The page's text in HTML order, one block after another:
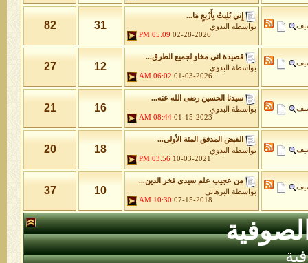
إِني بُلِيتُ بِأَرْبعٍ مَا...
بواسطة
البدوي
02-28-2026
05:09 PM
31
82
قصيدة انى مخاو لجميع الطرق...
بواسطة
البدوي
01-03-2026
06:02 AM
12
27
سيدنا الحسين رضى الله عنه...
بواسطة
البدوي
01-15-2023
08:44 AM
16
21
الفيض المدفق المئة الأولى...
بواسطة
البدوي
10-03-2021
03:56 PM
18
20
من عجيب علم سيدى فخر الدين...
بواسطة
البرهانى
07-15-2018
10:30 AM
10
37